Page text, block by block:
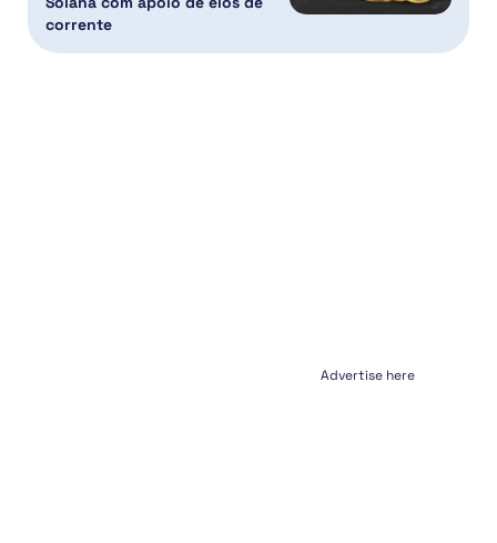
corrente
Advertise here